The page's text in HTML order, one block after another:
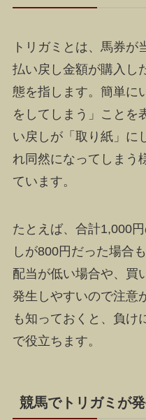
トリガミとは、馬券が
払い戻し金額が購入し
態を指します。簡単に
をしてしまう」ことを
い戻しが「取り紙」に
れ同然になってしまう
ています。
たとえば、合計1,000
しが800円だった場合
配当が低い場合や、買
発生しやすいので注意
も知っておくと、負け
で役立ちます。
競馬でトリガミが